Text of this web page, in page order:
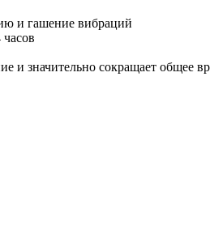
и гашение вибраций
и значительно сокращает общее